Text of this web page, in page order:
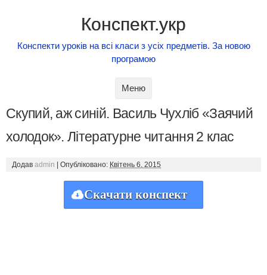
Конспект.укр
Конспекти уроків на всі класи з усіх предметів. За новою
програмою
Меню
Скупий, аж синій. Василь Чухліб «Заячий
холодок». Літературне читання 2 клас
Додав admin Опубліковано: Квітень 6, 2015
Скачати конспект